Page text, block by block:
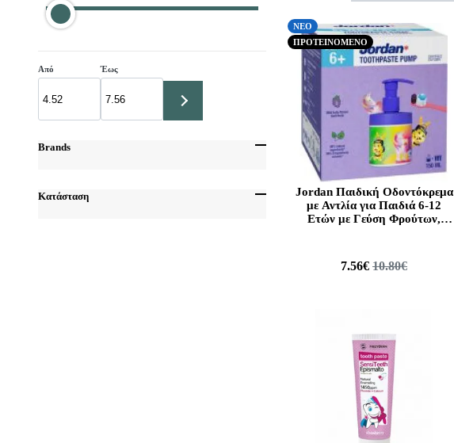
Από Έως
Brands
Intermed
Κατάσταση
ΝΕΟ
ΠΡΟΤΕΙΝΟΜΕΝΟ
Jordan Παιδική Οδοντόκρεμα
με Αντλία για Παιδιά 6-12
Ετών με Γεύση Φρούτων,
7.56€ 10.80€